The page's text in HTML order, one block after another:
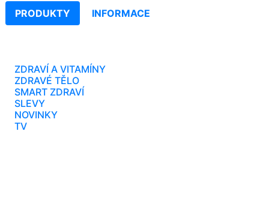
PRODUKTY INFORMACE
ZDRAVÍ A VITAMÍNY
ZDRAVÉ TĚLO
SMART ZDRAVÍ
SLEVY
NOVINKY
TV